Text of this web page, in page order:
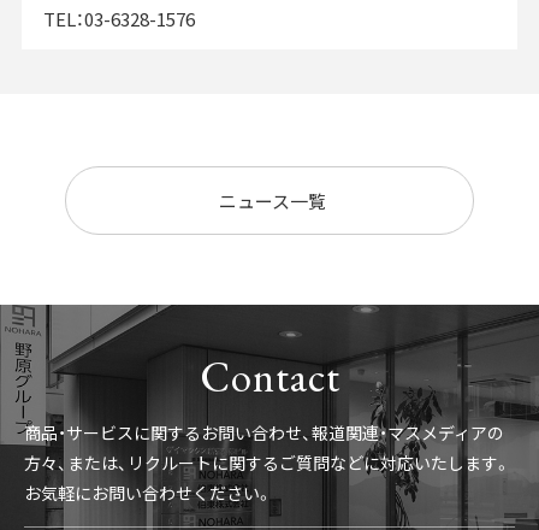
TEL：03-6328-1576
ニュース一覧
Contact
商品・サービスに関するお問い合わせ、報道関連・マスメディアの
方々、 または、リクルートに関するご質問などに対応いたします。
お気軽にお問い合わせください。